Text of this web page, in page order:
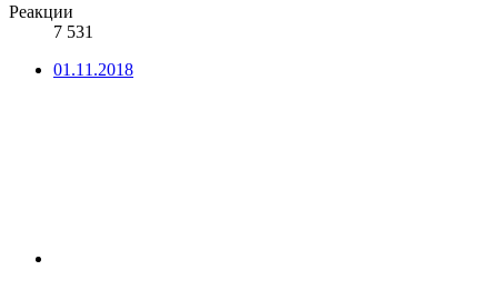
Реакции
7 531
01.11.2018